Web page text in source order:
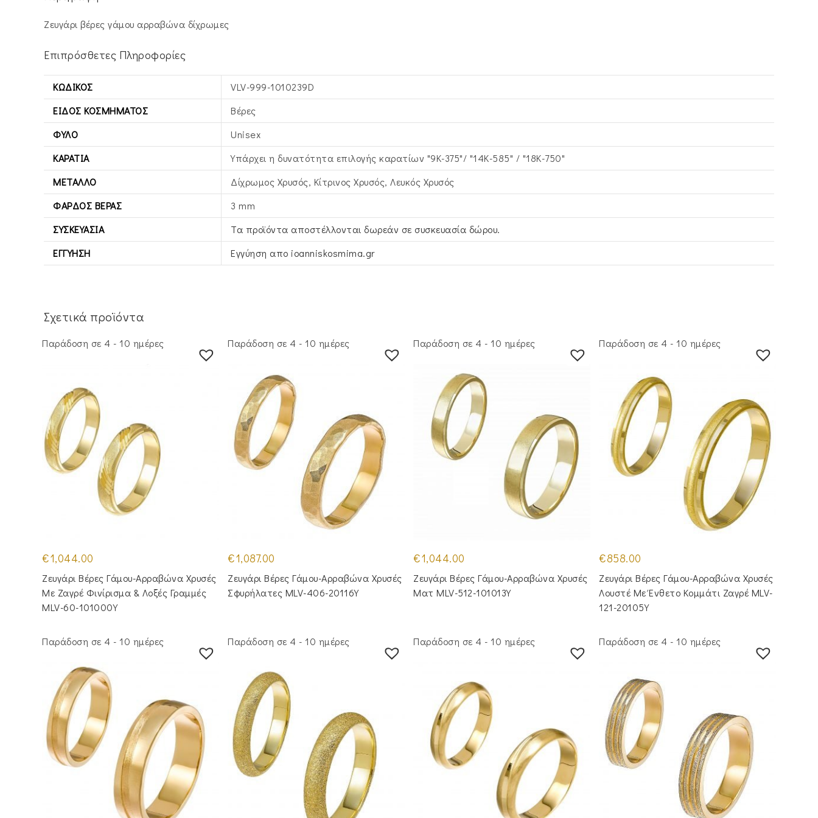
Ζευγάρι βέρες γάμου αρραβώνα δίχρωμες
Επιπρόσθετες Πληροφορίες
ΚΩΔΙΚΌΣ
VLV-999-1010239D
ΕΊΔΟΣ ΚΟΣΜΉΜΑΤΟΣ
Βέρες
ΦΎΛΟ
Unisex
ΚΑΡΆΤΙΑ
Υπάρχει η δυνατότητα επιλογής καρατίων "9Κ-375"/ "14Κ-585" / "18Κ-750"
ΜΈΤΑΛΛΟ
Δίχρωμος Χρυσός, Κίτρινος Xρυσός, Λευκός Xρυσός
ΦΆΡΔΟΣ ΒΕΡΑΣ
3 mm
ΣΥΣΚΕΥΑΣΊΑ
Τα προϊόντα αποστέλλονται δωρεάν σε συσκευασία δώρου.
ΕΓΓΎΗΣΗ
Εγγύηση απο ioanniskosmima.gr
Σχετικά προϊόντα
Παράδοση σε 4 - 10 ημέρες
€1,044.00
Ζευγάρι Βέρες Γάμου-Αρραβώνα Χρυσές
Με Ζαγρέ Φινίρισμα & Λοξές Γραμμές
MLV-60-101000Y
Παράδοση σε 4 - 10 ημέρες
€1,087.00
Ζευγάρι Βέρες Γάμου-Αρραβώνα Χρυσές
Σφυρήλατες MLV-406-20116Y
Παράδοση σε 4 - 10 ημέρες
€1,044.00
Ζευγάρι Βέρες Γάμου-Αρραβώνα Χρυσές
Ματ MLV-512-101013Y
Παράδοση σε 4 - 10 ημέρες
€858.00
Ζευγάρι Βέρες Γάμου-Αρραβώνα Χρυσές
Λουστέ Με Ένθετο Κομμάτι Ζαγρέ MLV-
121-20105Y
Παράδοση σε 4 - 10 ημέρες Παράδοση σε 4 - 10 ημέρες Παράδοση σε 4 - 10 ημέρες Παράδοση σε 4 - 10 ημέρες